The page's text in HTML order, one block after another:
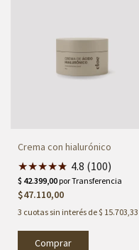
Crema con hialurónico
★★★★★
★ 4.8 (100)
$47.110,00
3 cuotas sin interés de$ 15.703,33